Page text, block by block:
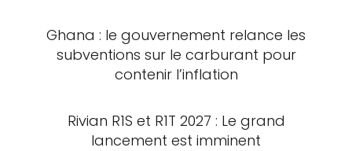
Ghana : le gouvernement relance les
subventions sur le carburant pour
contenir l’inflation
Rivian R1S et R1T 2027 : Le grand
lancement est imminent